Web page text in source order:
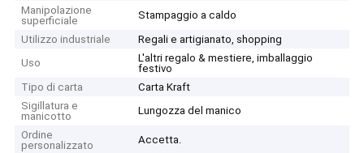
Manipolazione
superficiale
Stampaggio a caldo
Utilizzo industriale
Regali e artigianato, shopping
Uso
L'altri regalo & mestiere, imballaggio
festivo
Tipo di carta
Carta Kraft
Sigillatura e
manicotto
Lungozza del manico
Ordine
personalizzato
Accetta.